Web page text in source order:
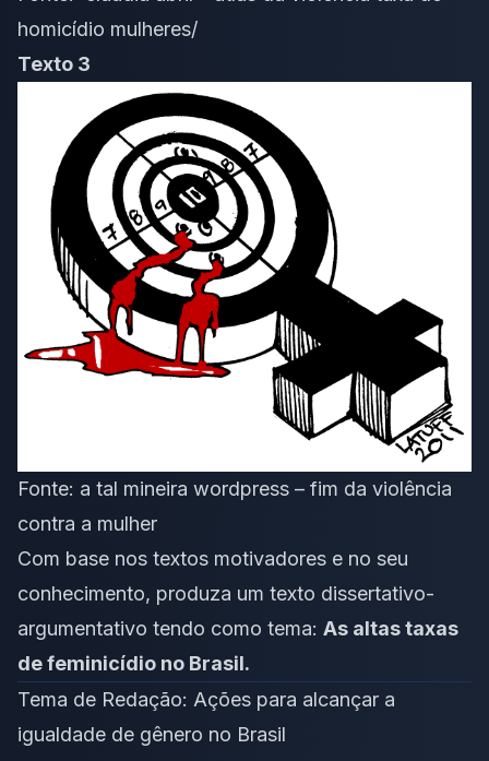
homicídio mulheres/
Texto 3
Fonte: a tal mineira wordpress – fim da violência
contra a mulher
Com base nos textos motivadores e no seu
conhecimento, produza um texto dissertativo-
argumentativo tendo como tema: As altas taxas
de feminicídio no Brasil.
Tema de Redação: Ações para alcançar a
igualdade de gênero no Brasil